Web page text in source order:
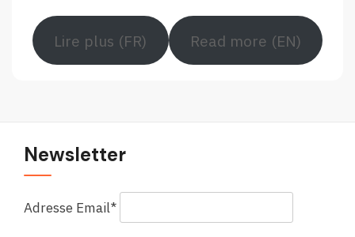
Retour
en
Lire plus (FR) Read more (EN)
Newsletter
Adresse Email*